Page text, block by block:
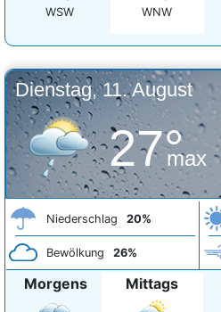
WSW
WNW
Dienstag, 11. August
27°
max
Niederschlag 20%
Bewölkung 26%
Morgens Mittags